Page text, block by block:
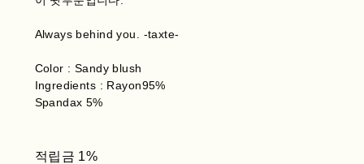
Always behind you. -taxte-
Color : Sandy blush
Ingredients : Rayon95%
Spandax 5%
적립금 1%